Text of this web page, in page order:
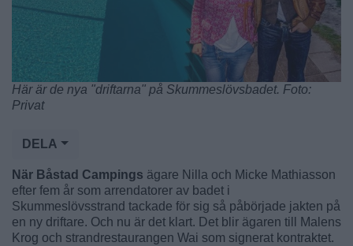
Här är de nya "driftarna" på Skummeslövsbadet. Foto:
Privat
DELA
När Båstad Campings ägare Nilla och Micke Mathiasson
efter fem år som arrendatorer av badet i
Skummeslövsstrand tackade för sig så påbörjade jakten på
en ny driftare. Och nu är det klart. Det blir ägaren till Malens
Krog och strandrestaurangen Wai som signerat kontraktet.